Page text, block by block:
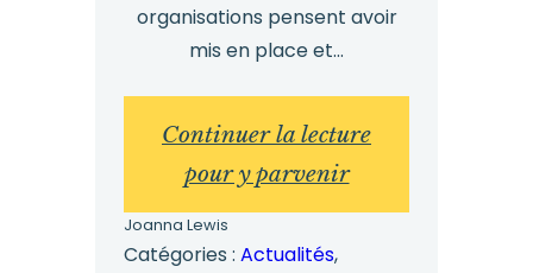
organisations pensent avoir
mis en place et...
Continuer la lecture:
une
pour y parvenir
Joanna Lewis
Catégories : Actualités,